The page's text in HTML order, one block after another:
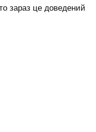
зараз це доведений